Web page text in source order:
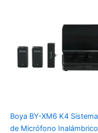
Boya BY-XM6 K4 Sistema
de Micrófono Inalámbrico